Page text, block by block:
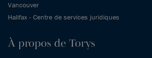
Vancouver
Halifax - Centre de services juridiques
À propos de Torys